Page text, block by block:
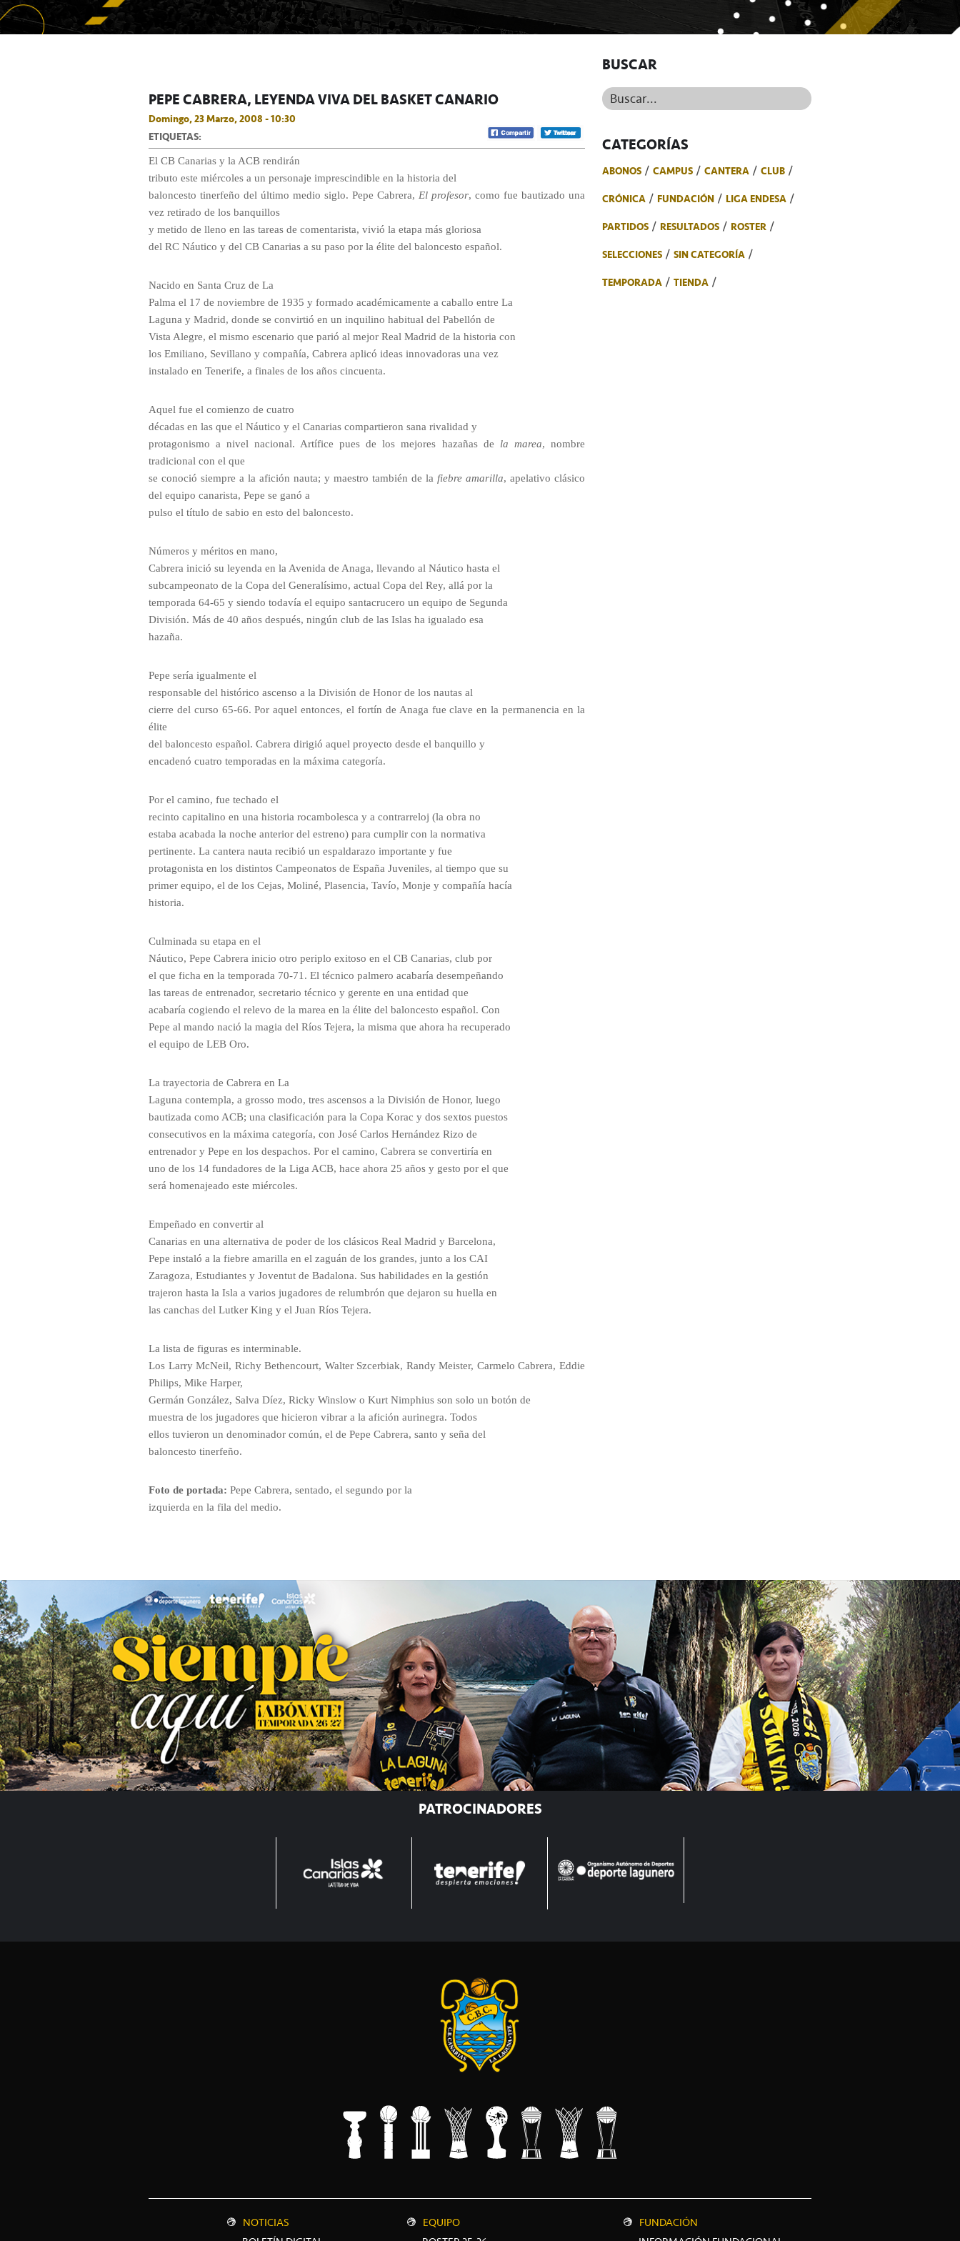
PEPE CABRERA, LEYENDA VIVA DEL BASKET CANARIO
Domingo, 23 Marzo, 2008 - 10:30
ETIQUETAS:
El CB Canarias y la ACB rendirán
tributo este miércoles a un personaje imprescindible en la historia del
baloncesto tinerfeño del último medio siglo. Pepe Cabrera, El profesor, como fue bautizado una
vez retirado de los banquillos
y metido de lleno en las tareas de comentarista, vivió la etapa más gloriosa
del RC Náutico y del CB Canarias a su paso por la élite del baloncesto español.
Nacido en Santa Cruz de La
Palma el 17 de noviembre de 1935 y formado académicamente a caballo entre La
Laguna y Madrid, donde se convirtió en un inquilino habitual del Pabellón de
Vista Alegre, el mismo escenario que parió al mejor Real Madrid de la historia con
los Emiliano, Sevillano y compañía, Cabrera aplicó ideas innovadoras una vez
instalado en Tenerife, a finales de los años cincuenta.
Aquel fue el comienzo de cuatro
décadas en las que el Náutico y el Canarias compartieron sana rivalidad y
protagonismo a nivel nacional. Artífice pues de los mejores hazañas de la marea, nombre
tradicional con el que
se conoció siempre a la afición nauta; y maestro también de la fiebre amarilla, apelativo clásico
del equipo canarista, Pepe se ganó a
pulso el título de sabio en esto del baloncesto.
Números y méritos en mano,
Cabrera inició su leyenda en la Avenida de Anaga, llevando al Náutico hasta el
subcampeonato de la Copa del Generalísimo, actual Copa del Rey, allá por la
temporada 64-65 y siendo todavía el equipo santacrucero un equipo de Segunda
División. Más de 40 años después, ningún club de las Islas ha igualado esa
hazaña.
Pepe sería igualmente el
responsable del histórico ascenso a la División de Honor de los nautas al
cierre del curso 65-66. Por aquel entonces, el fortín de Anaga fue clave en la permanencia en la
élite
del baloncesto español. Cabrera dirigió aquel proyecto desde el banquillo y
encadenó cuatro temporadas en la máxima categoría.
Por el camino, fue techado el
recinto capitalino en una historia rocambolesca y a contrarreloj (la obra no
estaba acabada la noche anterior del estreno) para cumplir con la normativa
pertinente. La cantera nauta recibió un espaldarazo importante y fue
protagonista en los distintos Campeonatos de España Juveniles, al tiempo que su
primer equipo, el de los Cejas, Moliné, Plasencia, Tavío, Monje y compañía hacía
historia.
Culminada su etapa en el
Náutico, Pepe Cabrera inicio otro periplo exitoso en el CB Canarias, club por
el que ficha en la temporada 70-71. El técnico palmero acabaría desempeñando
las tareas de entrenador, secretario técnico y gerente en una entidad que
acabaría cogiendo el relevo de la marea en la élite del baloncesto español. Con
Pepe al mando nació la magia del Ríos Tejera, la misma que ahora ha recuperado
el equipo de LEB Oro.
La trayectoria de Cabrera en La
Laguna contempla, a grosso modo, tres ascensos a la División de Honor, luego
bautizada como ACB; una clasificación para la Copa Korac y dos sextos puestos
consecutivos en la máxima categoría, con José Carlos Hernández Rizo de
entrenador y Pepe en los despachos. Por el camino, Cabrera se convertiría en
uno de los 14 fundadores de la Liga ACB, hace ahora 25 años y gesto por el que
será homenajeado este miércoles.
Empeñado en convertir al
Canarias en una alternativa de poder de los clásicos Real Madrid y Barcelona,
Pepe instaló a la fiebre amarilla en el zaguán de los grandes, junto a los CAI
Zaragoza, Estudiantes y Joventut de Badalona. Sus habilidades en la gestión
trajeron hasta la Isla a varios jugadores de relumbrón que dejaron su huella en
las canchas del Lutker King y el Juan Ríos Tejera.
La lista de figuras es interminable.
Los Larry McNeil, Richy Bethencourt, Walter Szcerbiak, Randy Meister, Carmelo Cabrera, Eddie
Philips, Mike Harper,
Germán González, Salva Díez, Ricky Winslow o Kurt Nimphius son solo un botón de
muestra de los jugadores que hicieron vibrar a la afición aurinegra. Todos
ellos tuvieron un denominador común, el de Pepe Cabrera, santo y seña del
baloncesto tinerfeño.
Foto de portada: Pepe Cabrera, sentado, el segundo por la
izquierda en la fila del medio.
BUSCAR
Buscar...
CATEGORÍAS
ABONOS CAMPUS CANTERA
CLUB
CRÓNICA
FUNDACIÓN
LIGA ENDESA
PARTIDOS
RESULTADOS
ROSTER
SELECCIONES
SIN CATEGORÍA
TEMPORADA
TIENDA
PATROCINADORES
NOTICIAS
EQUIPO
FUNDACIÓN